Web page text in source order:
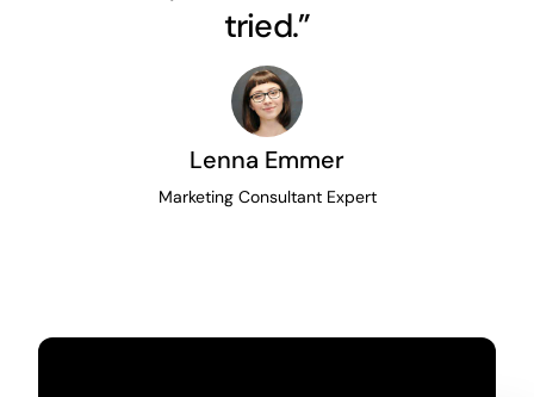
tried.”
Lenna Emmer
Marketing Consultant Expert